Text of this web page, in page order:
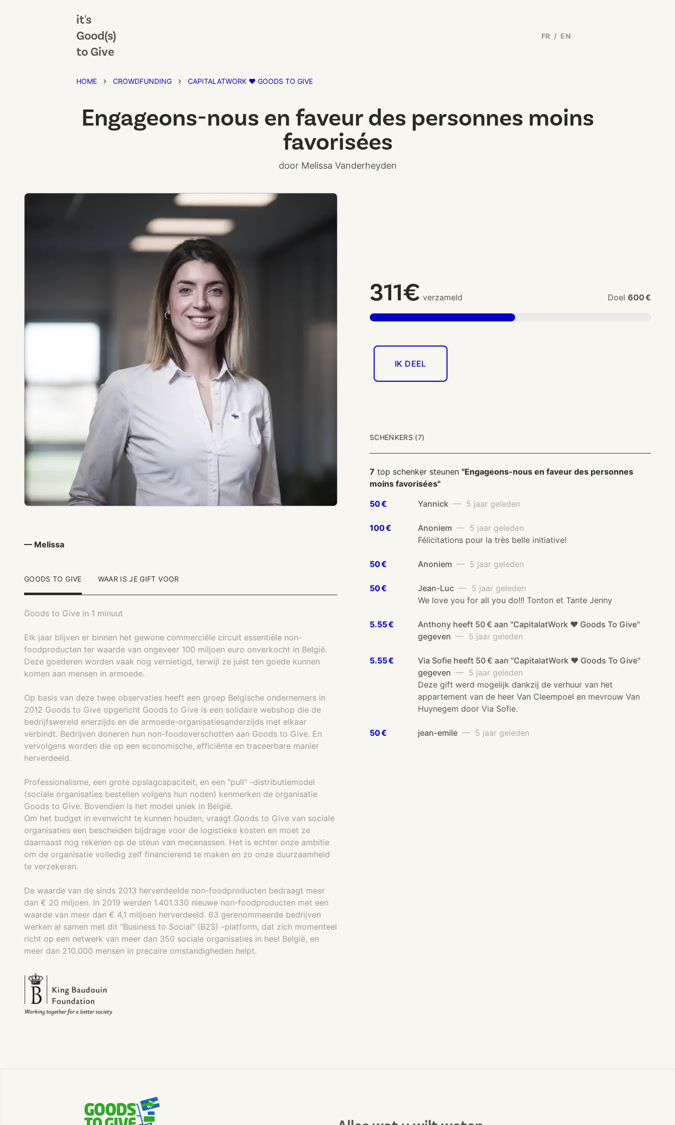
it's
Good(s)
to Give
FR / EN
HOME CROWDFUNDING CAPITALATWORK ❤️ GOODS TO GIVE
Engageons-nous en faveur des personnes moins
favorisées
door Melissa Vanderheyden
311€ verzameld Doel 600 €
IK DEEL
— Melissa
GOODS TO GIVE WAAR IS JE GIFT VOOR
Goods to Give in 1 minuut
Elk jaar blijven er binnen het gewone commerciële circuit essentiële non-
foodproducten ter waarde van ongeveer 100 miljoen euro onverkocht in België.
Deze goederen worden vaak nog vernietigd, terwijl ze juist ten goede kunnen
komen aan mensen in armoede.
Op basis van deze twee observaties heeft een groep Belgische ondernemers in
2012 Goods to Give opgericht Goods to Give is een solidaire webshop die de
bedrijfswereld enerzijds en de armoede-organisatiesanderzijds met elkaar
verbindt. Bedrijven doneren hun non-foodoverschotten aan Goods to Give. En
vervolgens worden die op een economische, efficiënte en traceerbare manier
herverdeeld.
Professionalisme, een grote opslagcapaciteit, en een "pull" -distributiemodel
(sociale organisaties bestellen volgens hun noden) kenmerken de organisatie
Goods to Give. Bovendien is het model uniek in België.
Om het budget in evenwicht te kunnen houden, vraagt Goods to Give van sociale
organisaties een bescheiden bijdrage voor de logistieke kosten en moet ze
daarnaast nog rekenen op de steun van mecenassen. Het is echter onze ambitie
om de organisatie volledig zelf financierend te maken en zo onze duurzaamheid
te verzekeren.
De waarde van de sinds 2013 herverdeelde non-foodproducten bedraagt meer
dan € 20 miljoen. In 2019 werden 1.401.330 nieuwe non-foodproducten met een
waarde van meer dan € 4,1 miljoen herverdeeld. 63 gerenommeerde bedrijven
werken al samen met dit "Business to Social" (B2S) -platform, dat zich momenteel
richt op een netwerk van meer dan 350 sociale organisaties in heel België, en
meer dan 210.000 mensen in precaire omstandigheden helpt.
SCHENKERS (7)
7 top schenker steunen "Engageons-nous en faveur des personnes
moins favorisées"
50 €
Yannick — 5 jaar geleden
100 € Anoniem — 5 jaar geleden
Félicitations pour la très belle initiative!
50 € Anoniem — 5 jaar geleden
50 € Jean-Luc — 5 jaar geleden
We love you for all you do!!! Tonton et Tante Jenny
5.55 €
Anthony heeft 50 € aan "CapitalatWork ❤️ Goods To Give"
gegeven — 5 jaar geleden
5.55 €
Via Sofie heeft 50 € aan "CapitalatWork ❤️ Goods To Give"
gegeven — 5 jaar geleden
Deze gift werd mogelijk dankzij de verhuur van het
appartement van de heer Van Cleempoel en mevrouw Van
Huynegem door Via Sofie.
50 € jean-emile — 5 jaar geleden